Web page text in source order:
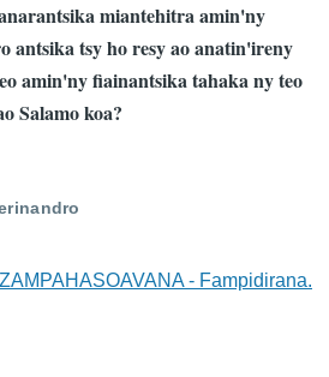
miantehitra amin'ny
antsika tsy ho resy ao anatin'ireny
amin'ny fiainantsika tahaka ny teo
Salamo koa?
- Fampidirana.